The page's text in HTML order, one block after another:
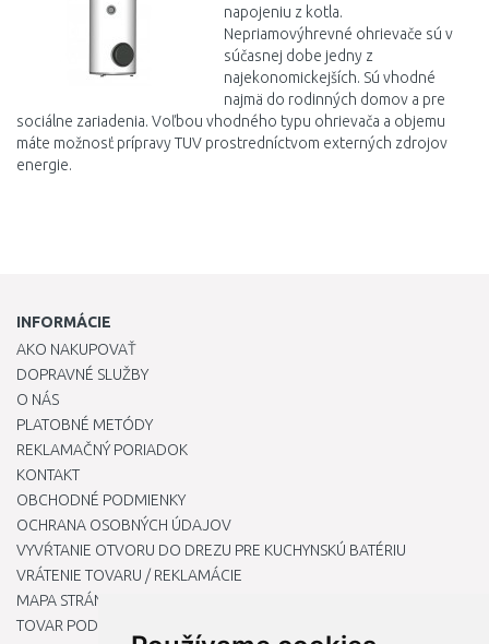
napojeniu z kotla.
Nepriamovýhrevné ohrievače sú v
súčasnej dobe jedny z
najekonomickejších. Sú vhodné
najmä do rodinných domov a pre
sociálne zariadenia. Voľbou vhodného typu ohrievača a objemu
máte možnosť prípravyTUV prostredníctvom externých zdrojov
energie.
INFORMÁCIE
AKO NAKUPOVAŤ
DOPRAVNÉ SLUŽBY
O NÁS
PLATOBNÉ METÓDY
REKLAMAČNÝ PORIADOK
KONTAKT
OBCHODNÉ PODMIENKY
OCHRANA OSOBNÝCH ÚDAJOV
VYVŔTANIE OTVORU DO DREZU PRE KUCHYNSKÚ BATÉRIU
VRÁTENIE TOVARU / REKLAMÁCIE
MAPA STRÁNOK
TOVAR PODĽA ZNAČIEK